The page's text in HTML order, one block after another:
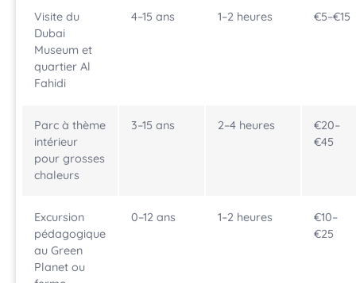
Visite du
Dubai
Museum et
quartier Al
Fahidi
4–15 ans 1–2 heures €5–€15
Parc à thème
intérieur
pour grosses
chaleurs
3–15 ans 2–4 heures
€20–
€45
Excursion
pédagogique
au Green
Planet ou
0–12 ans 1–2 heures
€10–
€25